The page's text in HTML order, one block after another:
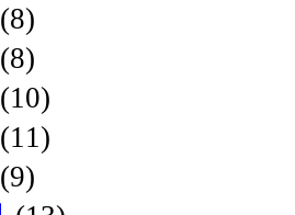
(8)
(8)
(10)
(11)
(9)